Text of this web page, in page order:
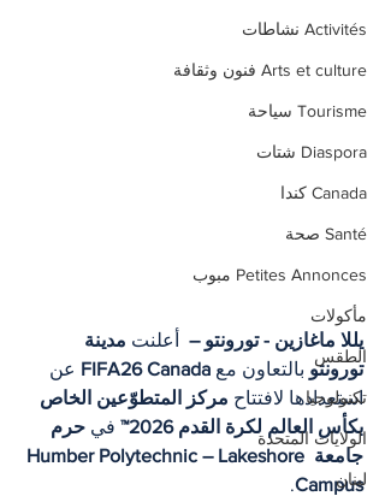
Activités نشاطات
Arts et culture فنون وثقافة
Tourisme سياحة
Diaspora شتات
Canada كندا
Santé صحة
Petites Annonces مبوب
مأكولات
الطقس
تكنولوجيا
الولايات المتحدة
لبنان
يللا ماغازين - تورونتو – أعلنت مدينة
تورونتو بالتعاون مع FIFA26 Canada عن
استعدادها لافتتاح مركز المتطوّعين الخاص
بكأس العالم لكرة القدم 2026™
في حرم
جامعة Humber Polytechnic – Lakeshore
Campus
.